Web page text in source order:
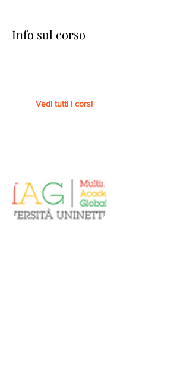
Info sul corso
Vedi tutti i corsi